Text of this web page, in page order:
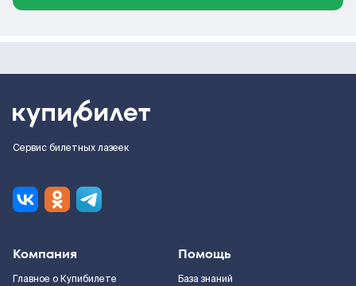
Сервис билетных лазеек
Компания
Главное о Купибилете
Помощь
База знаний